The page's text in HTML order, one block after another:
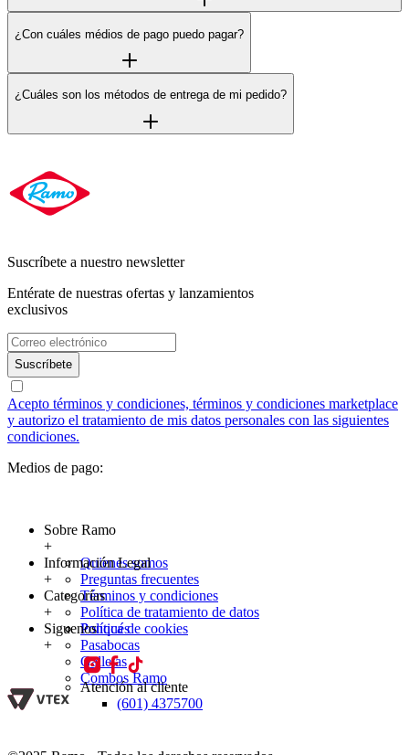
¿Con cuáles médios de pago puedo pagar?
¿Cuáles son los métodos de entrega de mi pedido?
Suscríbete a nuestro newsletter
Entérate de nuestras ofertas y lanzamientos
exclusivos
Suscríbete
Acepto términos y condiciones, términos y condiciones marketplace
y autorizo el tratamiento de mis datos personales con las siguientes
condiciones.
Medios de pago:
Sobre Ramo
+
Quienes somos
Preguntas frecuentes
Información Legal
+
Términos y condiciones
Política de tratamiento de datos
Política de cookies
Categorías
+
Ponqués
Pasabocas
Galletas
Combos Ramo
Siguenos
+
Atención al cliente
(601) 4375700